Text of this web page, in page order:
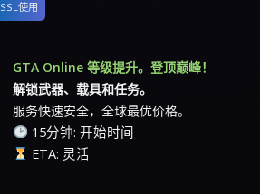
SSL使用
GTA Online 等级提升。登顶巅峰！
解锁武器、载具和任务。
服务快速安全，全球最优价格。
15分钟: 开始时间
ETA: 灵活